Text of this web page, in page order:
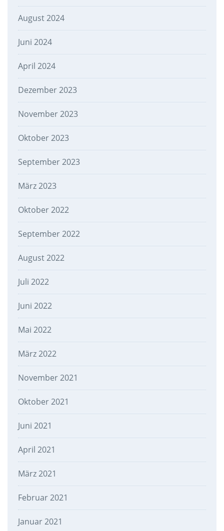
August 2024
Juni 2024
April 2024
Dezember 2023
November 2023
Oktober 2023
September 2023
März 2023
Oktober 2022
September 2022
August 2022
Juli 2022
Juni 2022
Mai 2022
März 2022
November 2021
Oktober 2021
Juni 2021
April 2021
März 2021
Februar 2021
Januar 2021